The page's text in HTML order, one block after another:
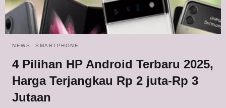
NEWS SMARTPHONE
4 Pilihan HP Android Terbaru 2025,
Harga Terjangkau Rp 2 juta-Rp 3
Jutaan